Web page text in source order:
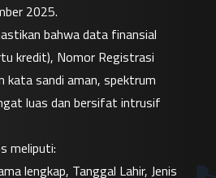
2025.
bahwa data finansial
kredit), Nomor Registrasi
kata sandi aman, spektrum
luas dan bersifat intrusif
meliputi:
lengkap, Tanggal Lahir, Jenis